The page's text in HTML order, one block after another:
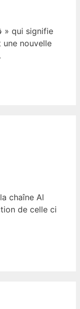
une nouvelle
chaîne Al
de celle ci